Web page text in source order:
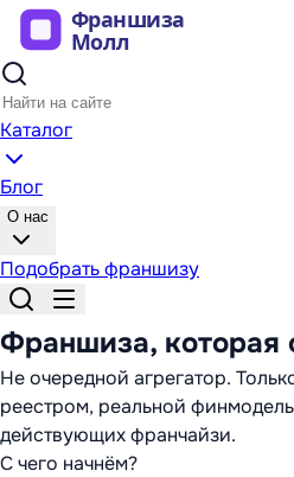
Каталог
Блог
О нас
Подобрать франшизу
Франшиза, которая
Не очередной агрегатор.
реестром, реальной
действующих франчайзи.
С чего начнём?